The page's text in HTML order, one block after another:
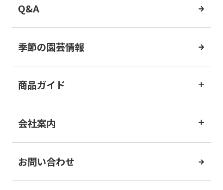
Q&A
季節の園芸情報
商品ガイド
会社案内
お問い合わせ